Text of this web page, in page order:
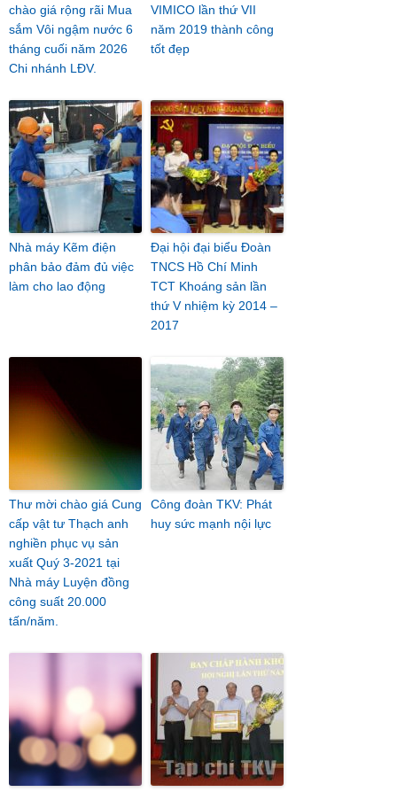
chào giá rộng rãi Mua
sắm Vôi ngậm nước 6
tháng cuối năm 2026
Chi nhánh LĐV.
VIMICO lần thứ VII
năm 2019 thành công
tốt đẹp
Nhà máy Kẽm điện
phân bảo đảm đủ việc
làm cho lao động
Đại hội đại biểu Đoàn
TNCS Hồ Chí Minh
TCT Khoáng sản lần
thứ V nhiệm kỳ 2014 –
2017
Thư mời chào giá Cung
cấp vật tư Thạch anh
nghiền phục vụ sản
xuất Quý 3-2021 tại
Nhà máy Luyện đồng
công suất 20.000
tấn/năm.
Công đoàn TKV: Phát
huy sức mạnh nội lực